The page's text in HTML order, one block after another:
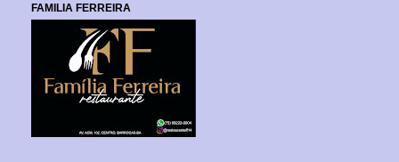
FAMILIA FERREIRA